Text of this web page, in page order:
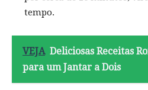
tempo.
VEJA Deliciosas Receitas
para um Jantar a Dois